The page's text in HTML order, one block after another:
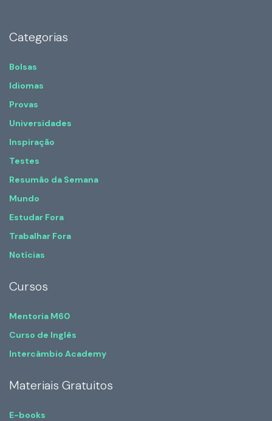
Categorias
Bolsas
Idiomas
Provas
Universidades
Inspiração
Testes
Resumão da Semana
Mundo
Estudar Fora
Trabalhar Fora
Notícias
Cursos
Mentoria M60
Curso de Inglês
Intercâmbio Academy
Materiais Gratuitos
E-books